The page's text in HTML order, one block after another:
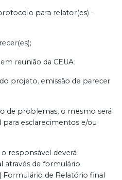
para relator(es) -
reunião da CEUA;
projeto, emissão de parecer
de problemas, o mesmo será
esclarecimentos e/ou
responsável deverá
através de formulário
Formulário de Relatório final